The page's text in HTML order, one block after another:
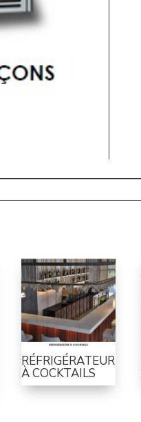
RÉFRIGÉRATEUR
À COCKTAILS